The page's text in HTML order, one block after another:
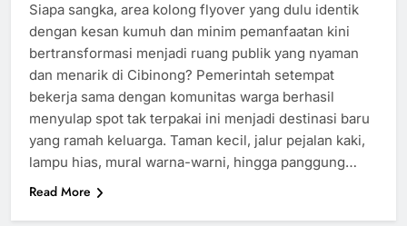
Siapa sangka, area kolong flyover yang dulu identik
dengan kesan kumuh dan minim pemanfaatan kini
bertransformasi menjadi ruang publik yang nyaman
dan menarik di Cibinong? Pemerintah setempat
bekerja sama dengan komunitas warga berhasil
menyulap spot tak terpakai ini menjadi destinasi baru
yang ramah keluarga. Taman kecil, jalur pejalan kaki,
lampu hias, mural warna-warni, hingga panggung…
Read More